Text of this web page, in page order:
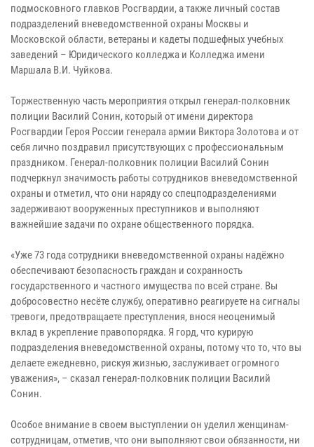
подмосковного главков Росгвардии, а также личный состав
подразделений вневедомственной охраны Москвы и
Московской области, ветераны и кадеты подшефных учебных
заведений – Юридического колледжа и Колледжа имени
Маршала В.И. Чуйкова.
Торжественную часть мероприятия открыл генерал-полковник
полиции Василий Сонин, который от имени директора
Росгвардии Героя России генерала армии Виктора Золотова и от
себя лично поздравил присутствующих с профессиональным
праздником. Генерал-полковник полиции Василий Сонин
подчеркнул значимость работы сотрудников вневедомственной
охраны и отметил, что они наряду со спецподразделениями
задерживают вооруженных преступников и выполняют
важнейшие задачи по охране общественного порядка.
«Уже 73 года сотрудники вневедомственной охраны надёжно
обеспечивают безопасность граждан и сохранность
государственного и частного имущества по всей стране. Вы
добросовестно несёте службу, оперативно реагируете на сигналы
тревоги, предотвращаете преступления, внося неоценимый
вклад в укрепление правопорядка. Я горд, что курирую
подразделения вневедомственной охраны, потому что то, что вы
делаете ежедневно, рискуя жизнью, заслуживает огромного
уважения», – сказал генерал-полковник полиции Василий
Сонин.
Особое внимание в своем выступлении он уделил женщинам-
сотрудницам, отметив, что они выполняют свои обязанности, ни